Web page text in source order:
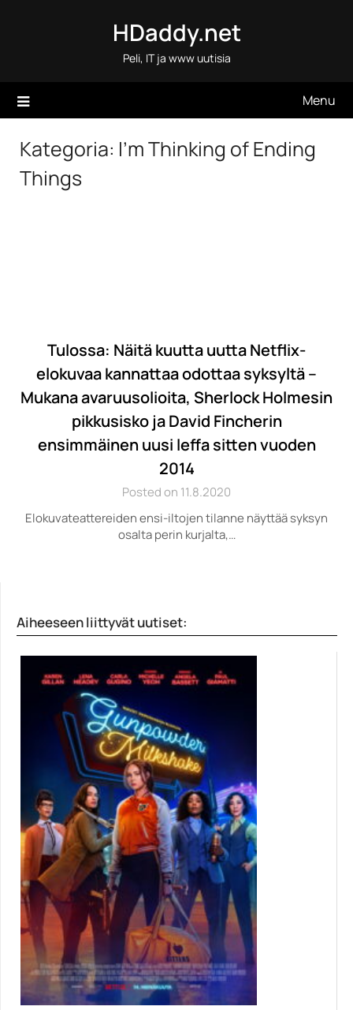
HDaddy.net
Peli, IT ja www uutisia
Menu
Kategoria: I’m Thinking of Ending
Things
Tulossa: Näitä kuutta uutta Netflix-
elokuvaa kannattaa odottaa syksyltä –
Mukana avaruusolioita, Sherlock Holmesin
pikkusisko ja David Fincherin
ensimmäinen uusi leffa sitten vuoden
2014
Posted on 11.8.2020
Elokuvateattereiden ensi-iltojen tilanne näyttää syksyn
osalta perin kurjalta,…
Aiheeseen liittyvät uutiset: